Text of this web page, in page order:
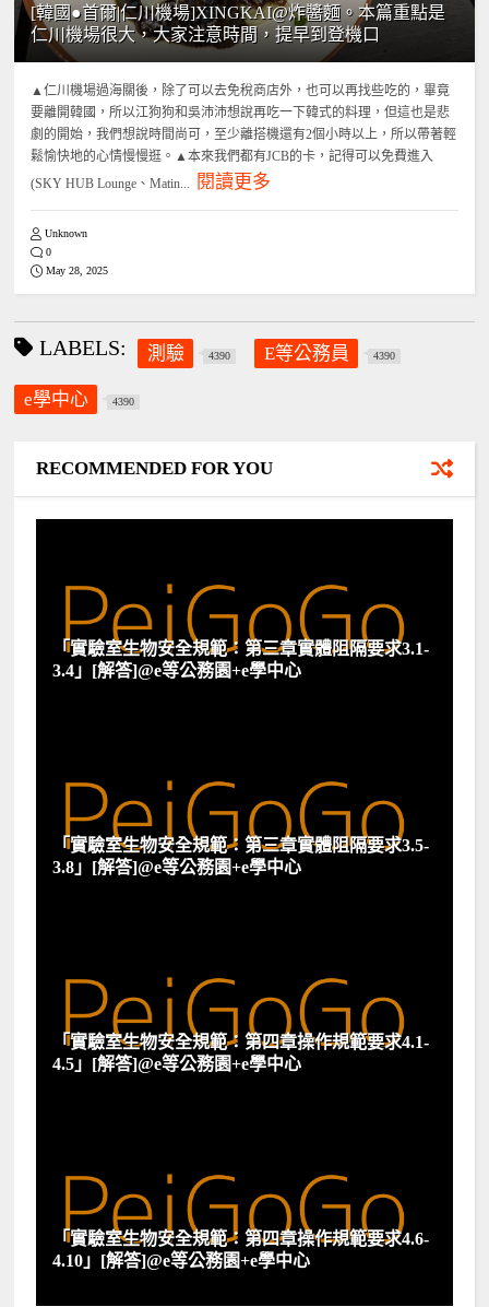
[韓國●首爾|仁川機場]XINGKAI@炸醬麵。本篇重點是
仁川機場很大，大家注意時間，提早到登機口
▲仁川機場過海關後，除了可以去免稅商店外，也可以再找些吃的，畢竟
要離開韓國，所以江狗狗和吳沛沛想說再吃一下韓式的料理，但這也是悲
劇的開始，我們想說時間尚可，至少離搭機還有2個小時以上，所以帶著輕
鬆愉快地的心情慢慢逛。▲本來我們都有JCB的卡，記得可以免費進入
(SKY HUB Lounge、Matin...
閱讀更多
Unknown
0
May 28, 2025
LABELS: 測驗 4390 E等公務員 4390
e學中心 4390
RECOMMENDED FOR YOU
「實驗室生物安全規範：第三章實體阻隔要求3.1-
3.4」[解答]@e等公務園+e學中心
「實驗室生物安全規範：第三章實體阻隔要求3.5-
3.8」[解答]@e等公務園+e學中心
「實驗室生物安全規範：第四章操作規範要求4.1-
4.5」[解答]@e等公務園+e學中心
「實驗室生物安全規範：第四章操作規範要求4.6-
4.10」[解答]@e等公務園+e學中心